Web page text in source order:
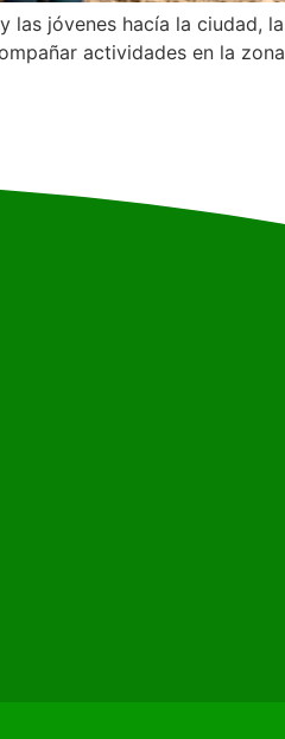
las jóvenes hacía la ciudad, la
actividades en la zona